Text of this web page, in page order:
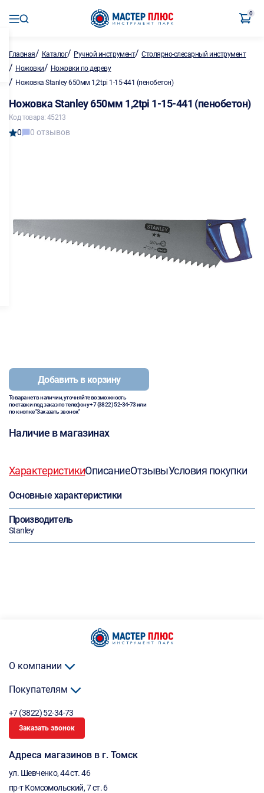
0
Главная/ Каталог/ Ручной инструмент/Столярно-слесарный инструмент
/ Ножовки/ Ножовки по дереву
/ Ножовка Stanley 650мм 1,2tpi 1-15-441 (пенобетон)
Ножовка Stanley 650мм 1,2tpi 1-15-441 (пенобетон)
Код товара: 45213
0 0 отзывов
Добавить в корзину
Товара нет в наличии, уточняйте возможность
поставки под заказ по телефону+7 (3822) 52-34-73или
по кнопке "Заказать звонок"
Наличие в магазинах
ХарактеристикиОписаниеОтзывыУсловия покупки
Основные характеристики
Производитель
Stanley
О компании
Покупателям
+7 (3822) 52-34-73
Заказать звонок
Адреса магазинов в г. Томск
ул. Шевченко, 44 ст. 46
пр-т Комсомольский, 7 ст. 6